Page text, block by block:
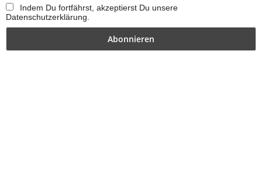
Indem Du fortfährst, akzeptierst Du unsere
Datenschutzerklärung.